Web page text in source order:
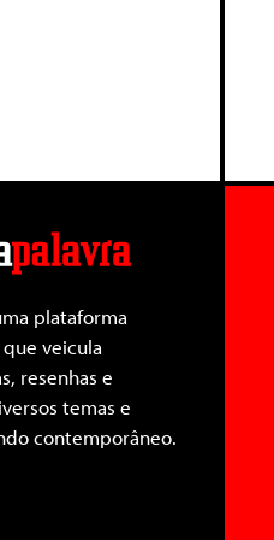
plataforma
veicula
resenhas e
temas e
contemporâneo.